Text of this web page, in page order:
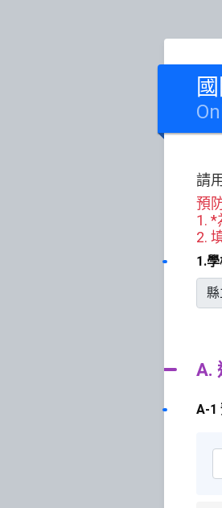
請
預
1. *
2.
1.
A.
A-1